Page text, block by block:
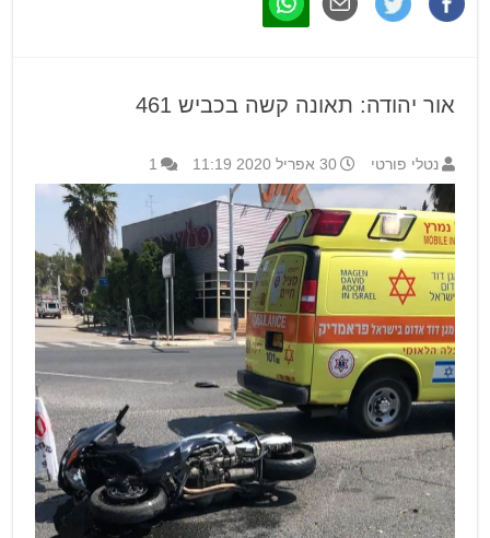
אור יהודה: תאונה קשה בכביש 461
נטלי פורטי 30 אפריל 2020 11:19 1